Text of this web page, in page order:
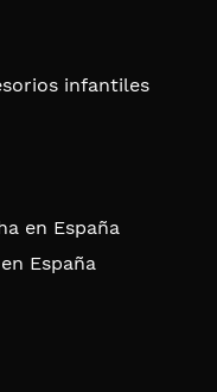
infantiles
en España
España